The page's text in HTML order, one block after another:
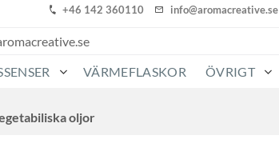
+46 142 360110 info@aromacreative.se
VÄRMEFLASKOR ÖVRIGT
oljor